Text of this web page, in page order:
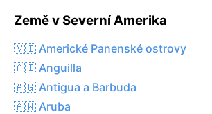
Země v Severní Amerika
🇻🇮 Americké Panenské ostrovy
🇦🇮 Anguilla
🇦🇬 Antigua a Barbuda
🇦🇼 Aruba